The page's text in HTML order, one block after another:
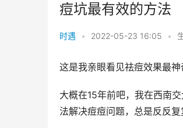
痘坑最有效的方法
时遇 • 2022-05-23 16:05 •
这是我亲眼看见祛痘效果最神
大概在15年前吧，我在西南
法解决痘痘问题，总是反反